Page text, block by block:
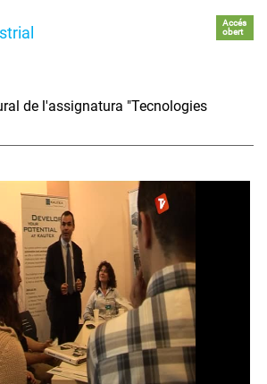
Accés
obert
de l'assignatura "Tecnologies